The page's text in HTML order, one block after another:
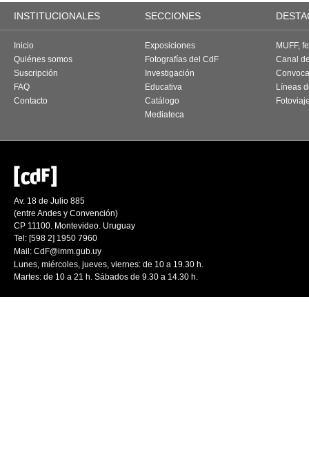
INSTITUCIONALES SECCIONES
Inicio
Quiénes somos
Suscripción
FAQ
Contacto
Exposiciones
Fotografías del CdF
Investigación
Educativa
Catálogo
Mediateca
MUFF,
Canal
Líneas
Av. 18 de Julio 885
(entre Andes y Convención)
CP 11100. Montevideo. Uruguay
Tel: [598 2] 1950 7960
Mail: CdF@imm.gub.uy
Lunes, miércoles, jueves, viernes: de 10 a 19.30 h.
Martes: de 10 a 21 h. Sábados de 9.30 a 14.30 h.